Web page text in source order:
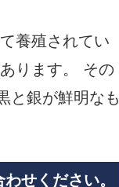
養殖されてい
ります。 その
と銀が鮮明なも
せください。